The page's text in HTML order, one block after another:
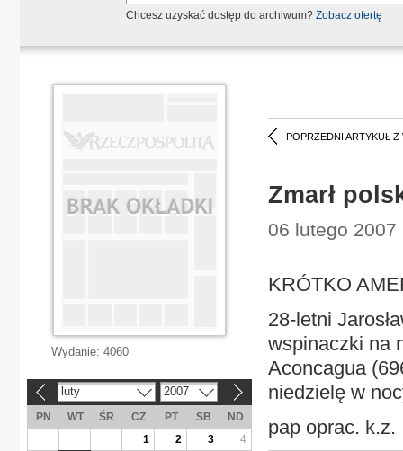
Chcesz uzyskać dostęp do archiwum? Zobacz ofertę
POPRZEDNI ARTYKUŁ Z
Zmarł
06 lutego 2007
KRÓTKO
28-letni
wspinaczki na
Aconcagua
niedzielę w
pap oprac. k.z.
Wydanie: 4060
luty 2007
PN WT ŚR CZ PT SB
ND
1
2 3
4